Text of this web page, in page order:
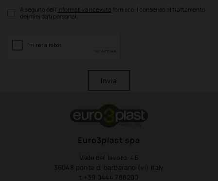
A seguito dell’informativa ricevuta fornisco il consenso al trattamento
dei miei dati personali
Invia
Euro3plast spa
Viale del lavoro, 45
36048 ponte di barbarano (vi) italy
t +39 0444 788200